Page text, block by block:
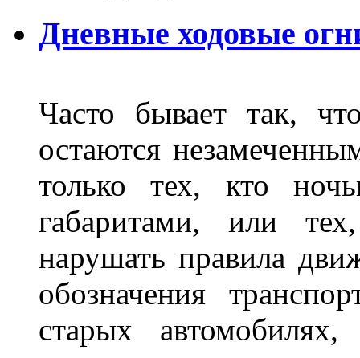
Дневные ходовые
Часто бывает так,
остаются
только тех, кто
габаритами, или
нарушать правила
обозначения
старых